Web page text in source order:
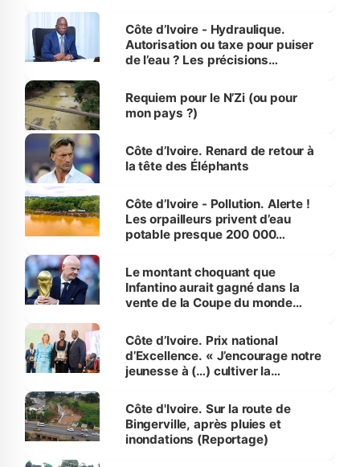
Côte d’Ivoire - Hydraulique.
Autorisation ou taxe pour puiser
de l’eau ? Les précisions
Requiem pour le N’Zi (ou pour
mon pays ?)
Côte d’Ivoire. Renard de retour à
la tête des Éléphants
Côte d’Ivoire - Pollution. Alerte !
Les orpailleurs privent d’eau
potable presque 200 000
Le montant choquant que
Infantino aurait gagné dans la
vente de la Coupe du monde
Côte d’Ivoire. Prix national
d’Excellence. « J’encourage notre
jeunesse à (…) cultiver la
(Alassane Ouattara
Côte d'Ivoire. Sur la route de
Bingerville, après pluies et
inondations (Reportage)